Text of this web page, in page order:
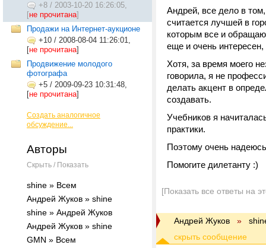
+8 / 2003-10-20 16:26:05,
[не прочитана]
Продажи на Интернет-аукционе
+10 / 2008-08-04 11:26:01,
[не прочитана]
Продвижение молодого
фотографа
+5 / 2009-09-23 10:31:48,
[не прочитана]
Создать аналогичное
обсуждение...
Авторы
Скрыть / Показать
shine » Всем
Андрей Жуков » shine
shine » Андрей Жуков
Андрей Жуков » shine
GMN » Всем
Андрей, все дело в
считается лучшей в
которым все и
еще и очень
Хотя, за время моего
говорила, я не
делать акцент в
создавать.
Учебников я
практики.
Поэтому очень
Помогите дилетанту :)
[Показать все ответы на
Андрей Жуков »